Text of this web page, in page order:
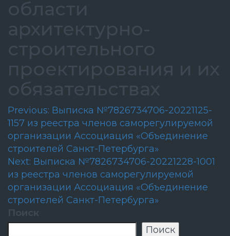
области
архитектурно-
строительного
проектирования и их
обязательствах
Навигация
по
записям
Previous: Выписка №7826734706-20221125-
1157 из реестра членов саморегулируемой
организации Ассоциация «Объединение
строителей Санкт-Петербурга»
Next: Выписка №7826734706-20221228-1001
из реестра членов саморегулируемой
организации Ассоциация «Объединение
строителей Санкт-Петербурга»
Поиск
Поиск